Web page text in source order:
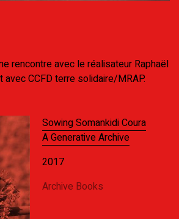
rencontre avec le réalisateur Raphaël
avec CCFD terre solidaire/MRAP.
Sowing Somankidi Coura
A Generative Archive
2017
Archive Books